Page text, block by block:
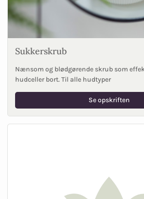
Sukkerskrub
Nænsom og blødgørende skrub som
hudceller bort. Til alle hudtyper
Se opskriften